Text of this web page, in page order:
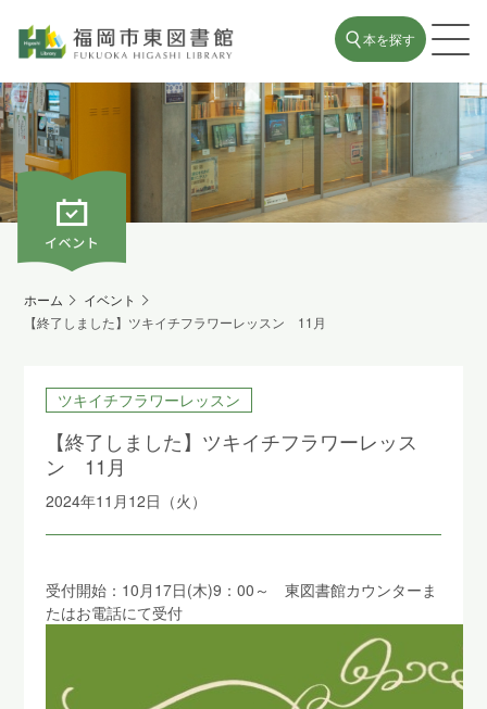
本を探す
ホーム
イベント
【終了しました】ツキイチフラワーレッスン 11月
ツキイチフラワーレッスン
【終了しました】ツキイチフラワーレッス
ン 11月
2024年11月12日（火）
受付開始：10月17日(木)9：00～ 東図書館カウンターま
たはお電話にて受付